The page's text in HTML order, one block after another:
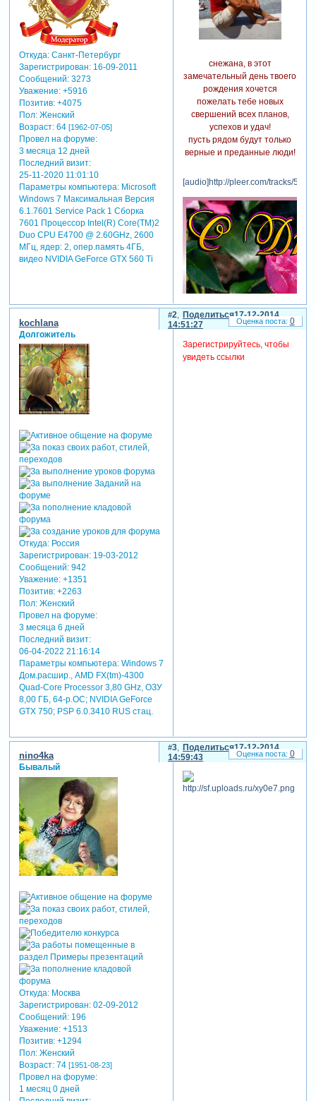
Откуда:Санкт-Петербург
Зарегистрирован: 16-09-2011
Сообщений:3273
Уважение: +5916
Позитив: +4075
Пол:Женский
Возраст:64 [1962-07-05]
Провел на форуме:
3 месяца 12 дней
Последний визит:
25-11-2020 11:01:10
Параметры компьютера:Microsoft
Windows 7 Максимальная Версия
6.1.7601 Service Pack 1 Сборка
7601 Процессор Intel(R) Core(TM)2
Duo CPU E4700 @ 2.60GHz, 2600
МГц, ядер: 2, опер.память 4ГБ,
видео NVIDIA GeForce GTX 560 Ti
снежана, в этот
замечательный день твоего
рождения хочется
пожелать тебе новых
свершений всех планов,
успехов и удач!
пусть рядом будут только
верные и преданные люди!
[audio]http://pleer.com/tracks/
Поделиться
2
17-12-2014
14:51:27
kochlana
Долгожитель
Откуда:Россия
Зарегистрирован: 19-03-2012
Сообщений:942
Уважение: +1351
Позитив: +2263
Пол:Женский
Провел на форуме:
3 месяца 6 дней
Последний визит:
06-04-2022 21:16:14
Параметры компьютера:Windows 7
Дом.расшир., AMD FX(tm)-4300
Quad-Core Processor 3,80 GHz, ОЗУ
8,00 ГБ, 64-р.ОС; NVIDIA GeForce
GTX 750; PSP 6.0.3410 RUS стац.
Зарегистрируйтесь, чтобы
увидеть ссылки
0
Поделиться
3
17-12-2014
14:59:43
nino4ka
Бывалый
Откуда:Москва
Зарегистрирован: 02-09-2012
Сообщений:196
Уважение: +1513
Позитив: +1294
Пол:Женский
Возраст:74 [1951-08-23]
Провел на форуме:
1 месяц 0 дней
0